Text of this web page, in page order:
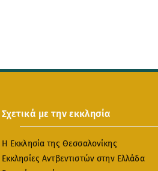
Σχετικά με την εκκλησία
Η Εκκλησία της Θεσσαλονίκης
Εκκλησίες Αντβεντιστών στην Ελλάδα